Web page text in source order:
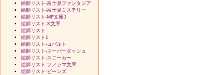
絵師リスト-富士見ファンタジア
絵師リスト-富士見ミステリー
絵師リスト-MF文庫J
絵師リスト-X文庫
絵師リスト
絵師リスト1
絵師リスト-コバルト
絵師リスト-スーパーダッシュ
絵師リスト-スニーカー
絵師リスト-ソノラマ文庫
絵師リスト-ビーンズ